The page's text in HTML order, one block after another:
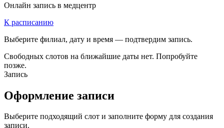
Онлайн запись в медцентр
К расписанию
Выберите филиал, дату и время — подтвердим запись.
Свободных слотов на ближайшие даты нет. Попробуйте
позже.
Запись
Оформление записи
Выберите подходящий слот и заполните форму для создания
записи.